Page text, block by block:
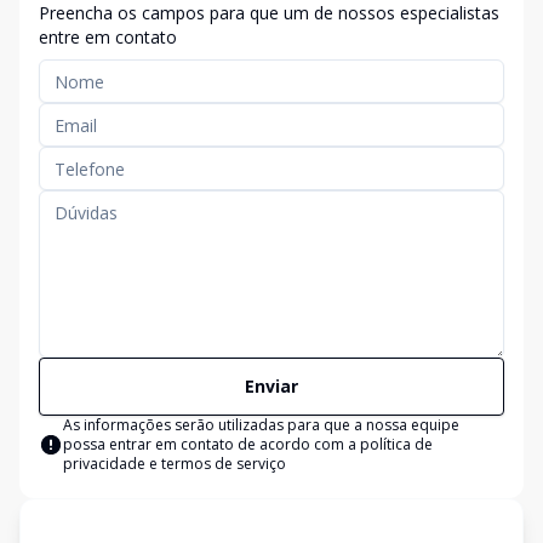
Preencha os campos para que um de nossos especialistas
entre em contato
Enviar
As informações serão utilizadas para que a nossa equipe
possa entrar em contato de acordo com a política de
privacidade e termos de serviço